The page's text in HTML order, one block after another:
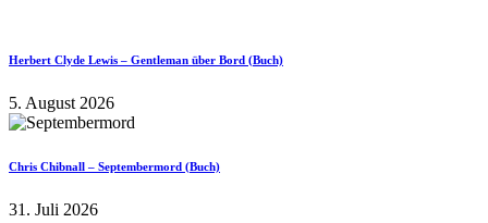
Herbert Clyde Lewis – Gentleman über Bord (Buch)
5. August 2026
Chris Chibnall – Septembermord (Buch)
31. Juli 2026